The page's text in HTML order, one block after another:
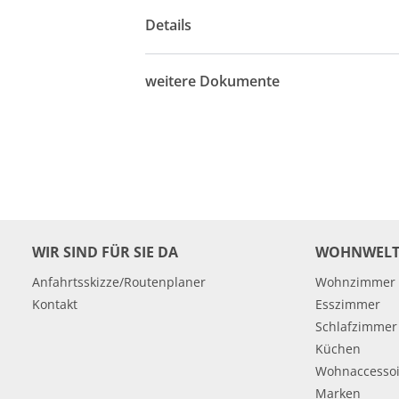
Details
weitere Dokumente
WIR SIND FÜR SIE DA
Anfahrtsskizze/Routenplaner
Kontakt
Wohnzimmer
Esszimmer
Schlafzimmer
Küchen
Marken